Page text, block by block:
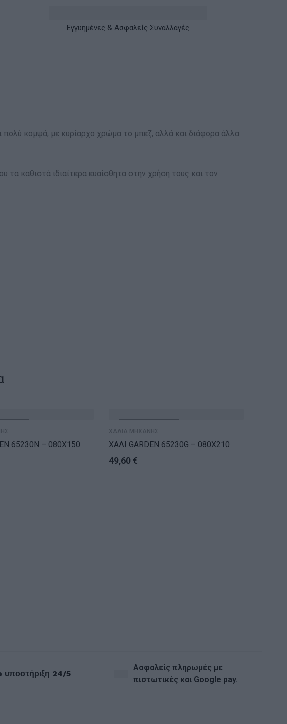
Εγγυημένες & Ασφαλείς Συναλλαγές
πολύ κομψά, με κυρίαρχο χρώμα το μπεζ, αλλά και διάφορα άλλα
τα καθιστά ιδιαίτερα ευαίσθητα στην χρήση τους και τον
65230N – 080X150
ΧΑΛΙΑ ΜΗΧΑΝΗΣ
ΧΑΛΙ GARDEN 65230G – 080X210
49,60 €
υποστήριξη 24/5
Ασφαλείς πληρωμές με
πιστωτικές και Google pay.